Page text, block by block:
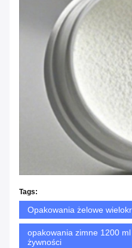
Tags:
Opakowania żelowe
opakowania zimne 1200
żywności